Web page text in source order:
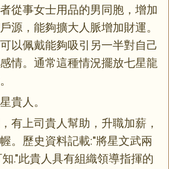
從事女士用品的男同胞，增加
源，能夠擴大人脈增加財運。
以佩戴能夠吸引另一半對自己
情。通常這種情況擺放七星龍
貴人。
有上司貴人幫助，升職加薪，
。歷史資料記載:"將星文武兩
."此貴人具有組織領導指揮的